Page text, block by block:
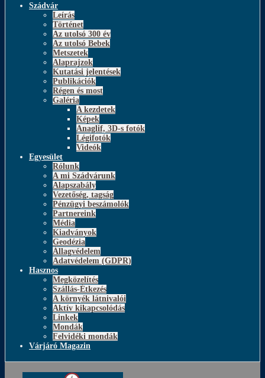
Szádvár
Leírás
Történet
Az utolsó 300 év
Az utolsó Bebek
Metszetek
Alaprajzok
Kutatási jelentések
Publikációk
Régen és most
Galéria
A kezdetek
Képek
Anaglif, 3D-s fotók
Légifotók
Videók
Egyesület
Rólunk
A mi Szádvárunk
Alapszabály
Vezetőség, tagság
Pénzügyi beszámolók
Partnereink
Média
Kiadványok
Geodézia
Állagvédelem
Adatvédelem (GDPR)
Hasznos
Megközelítés
Szállás-Étkezés
A környék látnivalói
Aktív kikapcsolódás
Linkek
Mondák
Felvidéki mondák
Várjáró Magazin